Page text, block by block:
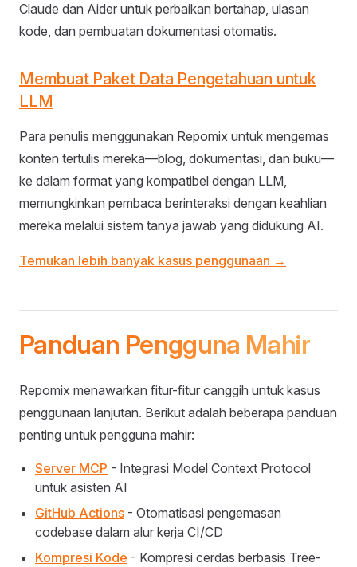
Claude dan Aider untuk perbaikan bertahap, ulasan
kode, dan pembuatan dokumentasi otomatis.
Membuat Paket Data Pengetahuan untuk
LLM
Para penulis menggunakan Repomix untuk mengemas
konten tertulis mereka—blog, dokumentasi, dan buku—
ke dalam format yang kompatibel dengan LLM,
memungkinkan pembaca berinteraksi dengan keahlian
mereka melalui sistem tanya jawab yang didukung AI.
Temukan lebih banyak kasus penggunaan →
Panduan Pengguna Mahir
Repomix menawarkan fitur-fitur canggih untuk kasus
penggunaan lanjutan. Berikut adalah beberapa panduan
penting untuk pengguna mahir:
Server MCP - Integrasi Model Context Protocol
untuk asisten AI
GitHub Actions - Otomatisasi pengemasan
codebase dalam alur kerja CI/CD
Kompresi Kode - Kompresi cerdas berbasis Tree-